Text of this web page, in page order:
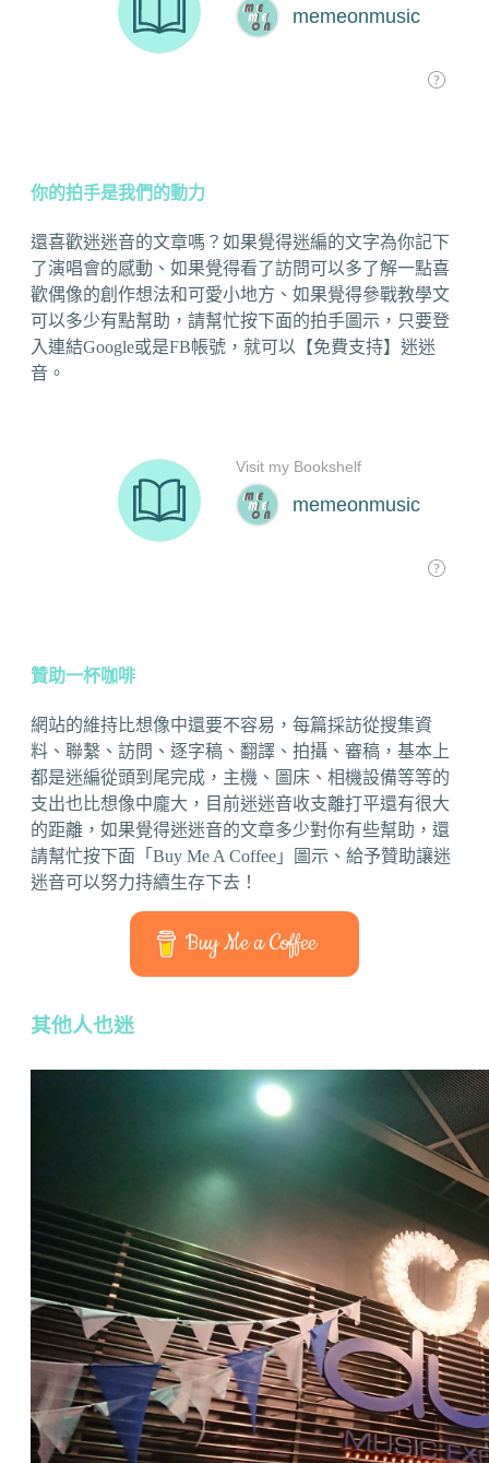
你的拍手是我們的動力
還喜歡迷迷音的文章嗎？如果覺得迷編的文字為你記下
了演唱會的感動、如果覺得看了訪問可以多了解一點喜
歡偶像的創作想法和可愛小地方、如果覺得參戰教學文
可以多少有點幫助，請幫忙按下面的拍手圖示，只要登
入連結Google或是FB帳號，就可以【免費支持】迷迷
音。
贊助一杯咖啡
網站的維持比想像中還要不容易，每篇採訪從搜集資
料、聯繫、訪問、逐字稿、翻譯、拍攝、審稿，基本上
都是迷編從頭到尾完成，主機、圖床、相機設備等等的
支出也比想像中龐大，目前迷迷音收支離打平還有很大
的距離，如果覺得迷迷音的文章多少對你有些幫助，還
請幫忙按下面「Buy Me A Coffee」圖示、給予贊助讓迷
迷音可以努力持續生存下去！
Buy Me a Coffee
其他人也迷